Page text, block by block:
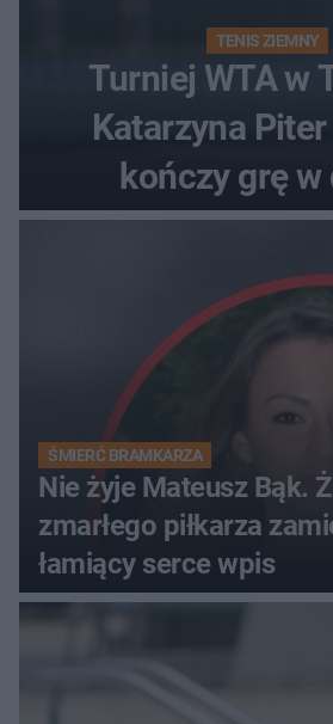
TENIS ZIEMNY
Turniej WTA w
Katarzyna
kończy grę w
ŚMIERĆ BRAMKARZA
Nie żyje Mateusz Bąk.
zmarłego piłkarza
łamiący serce wpis